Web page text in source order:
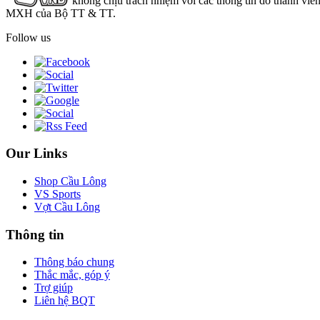
MXH của Bộ TT & TT.
Follow us
Our Links
Shop Cầu Lông
VS Sports
Vợt Cầu Lông
Thông tin
Thông báo chung
Thắc mắc, góp ý
Trợ giúp
Liên hệ BQT